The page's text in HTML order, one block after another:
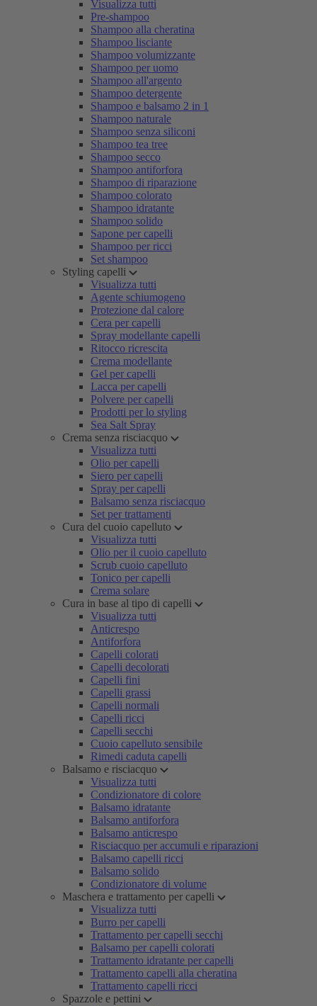
Visualizza tutti
Pre-shampoo
Shampoo alla cheratina
Shampoo lisciante
Shampoo volumizzante
Shampoo per uomo
Shampoo all'argento
Shampoo detergente
Shampoo e balsamo 2 in 1
Shampoo naturale
Shampoo senza siliconi
Shampoo tea tree
Shampoo secco
Shampoo antiforfora
Shampoo di riparazione
Shampoo colorato
Shampoo idratante
Shampoo solido
Sapone per capelli
Shampoo per ricci
Set shampoo
Styling capelli
Visualizza tutti
Agente schiumogeno
Protezione dal calore
Cera per capelli
Spray modellante capelli
Ritocco ricrescita
Crema modellante
Gel per capelli
Lacca per capelli
Polvere per capelli
Prodotti per lo styling
Sea Salt Spray
Crema senza risciacquo
Visualizza tutti
Olio per capelli
Siero per capelli
Spray per capelli
Balsamo senza risciacquo
Set per trattamenti
Cura del cuoio capelluto
Visualizza tutti
Olio per il cuoio capelluto
Scrub cuoio capelluto
Tonico per capelli
Crema solare
Cura in base al tipo di capelli
Visualizza tutti
Anticrespo
Antiforfora
Capelli colorati
Capelli decolorati
Capelli fini
Capelli grassi
Capelli normali
Capelli ricci
Capelli secchi
Cuoio capelluto sensibile
Rimedi caduta capelli
Balsamo e risciacquo
Visualizza tutti
Condizionatore di colore
Balsamo idratante
Balsamo antiforfora
Balsamo anticrespo
Risciacquo per accumuli e riparazioni
Balsamo capelli ricci
Balsamo solido
Condizionatore di volume
Maschera e trattamento per capelli
Visualizza tutti
Burro per capelli
Trattamento per capelli secchi
Balsamo per capelli colorati
Trattamento idratante per capelli
Trattamento capelli alla cheratina
Trattamento capelli ricci
Spazzole e pettini